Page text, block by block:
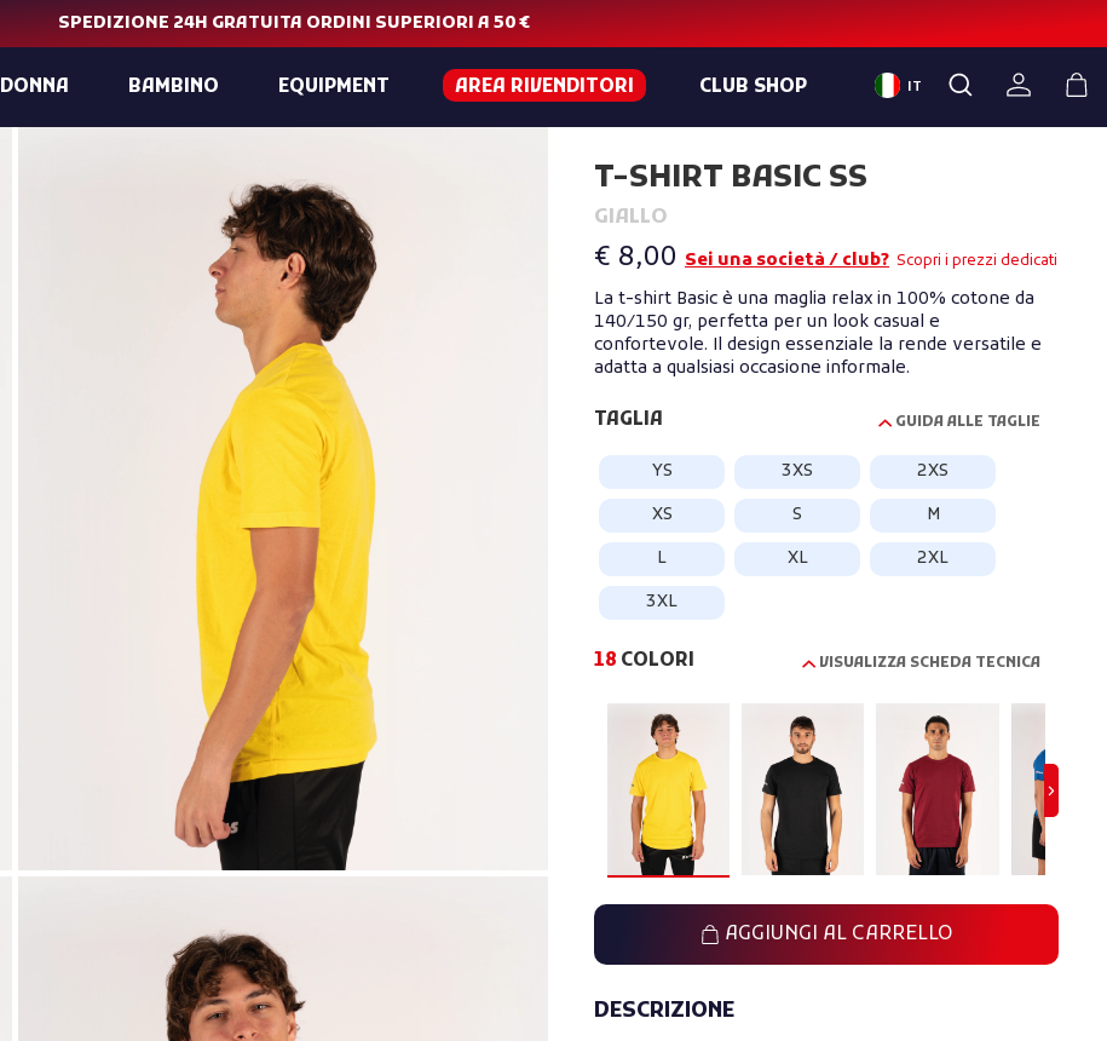
SPEDIZIONE 24H GRATUITA ORDINI SUPERIORI A 50 €
DONNA BAMBINO EQUIPMENT AREA RIVENDITORI CLUB SHOP IT
T-SHIRT BASIC SS
GIALLO
€ 8,00Sei una società / club? Scopri i prezzi dedicati
La t-shirt Basic è una maglia relax in 100% cotone da
140/150 gr, perfetta per un look casual e
confortevole. Il design essenziale la rende versatile e
adatta a qualsiasi occasione informale.
TAGLIA GUIDA ALLE TAGLIE
YS 3XS
2XS
XS
S
M
L
XL
2XL
3XL
18 COLORI VISUALIZZA SCHEDA TECNICA
AGGIUNGI AL CARRELLO
DESCRIZIONE